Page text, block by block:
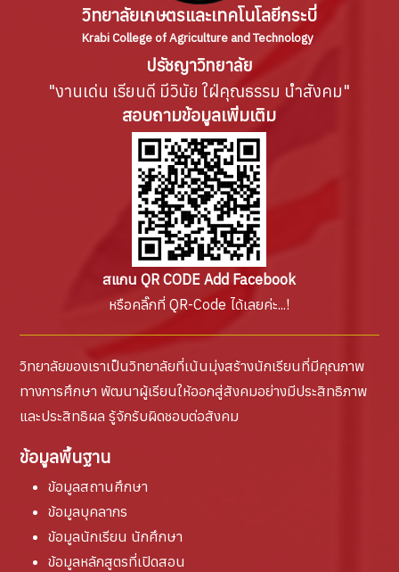
วิทยาลัยเกษตรและเทคโนโลยีกระบี่
Krabi College of Agriculture and Technology
ปรัชญาวิทยาลัย
"งานเด่น เรียนดี มีวินัย ใฝ่คุณธรรม นำสังคม"
สอบถามข้อมูลเพิ่มเติม
สแกน QR CODE Add Facebook
หรือคลิ๊กที่ QR-Code ได้เลยค่ะ...!
วิทยาลัยของเราเป็นวิทยาลัยที่เน้นมุ่งสร้างนักเรียนที่มีคุณภาพ
ทางการศึกษา พัฒนาผู้เรียนให้ออกสู่สังคมอย่างมีประสิทธิภาพ
และประสิทธิผล รู้จักรับผิดชอบต่อสังคม
ข้อมูลพื้นฐาน
ข้อมูลสถานศึกษา
ข้อมูลบุคลากร
ข้อมูลนักเรียน นักศึกษา
ข้อมูลหลักสูตรที่เปิดสอน